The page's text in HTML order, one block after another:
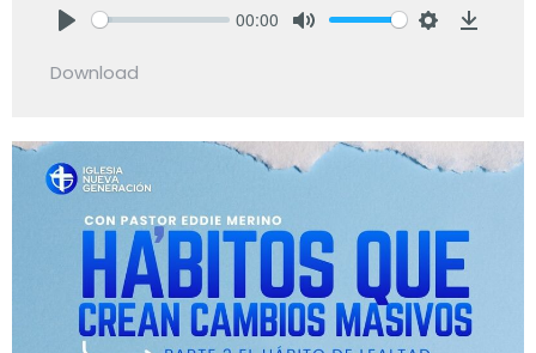
00:00
Download